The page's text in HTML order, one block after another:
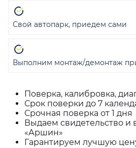
Поверка, калибровка,
Срок поверки до 7
Срочная поверка от 1 дня
Выдаем свидетельство
«Аршин»
Гарантируем лучшую
Свой автопарк, приедем сами
Выполним монтаж/демонтаж